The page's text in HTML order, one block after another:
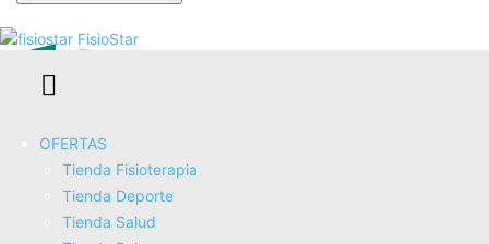
FisioStar
OFERTAS
Tienda Fisioterapia
Tienda Deporte
Tienda Salud
VOYOR Masajeador Anticelulítico Eléctrico Set para